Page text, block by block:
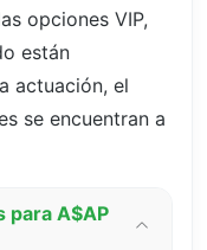
opciones VIP,
están
actuación, el
se encuentran a
para A$AP